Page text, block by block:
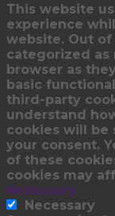
This website
experience
website. Out
categorized as
browser as
basic
third-party
understand
cookies will be
your consent.
of these
cookies may
Necessary
Necessary